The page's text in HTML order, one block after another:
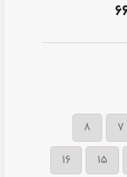
۷ ۸
15
16